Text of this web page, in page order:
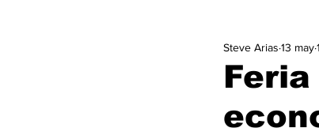
Steve Arias 13 may